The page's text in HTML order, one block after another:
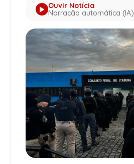
Ouvir Notícia
Narração automática (IA)